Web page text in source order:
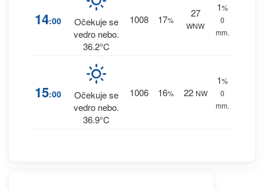
14:00
Očekuje se
vedro nebo.
36.2°C
1008 17%
27
WNW
1%
0
mm.
15:00
Očekuje se
vedro nebo.
36.9°C
1006 16% 22 NW
1%
0
mm.